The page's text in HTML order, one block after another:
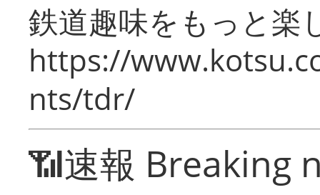
鉄道趣味をもっと楽
https://
nts/tdr/
📶速報 Breaking